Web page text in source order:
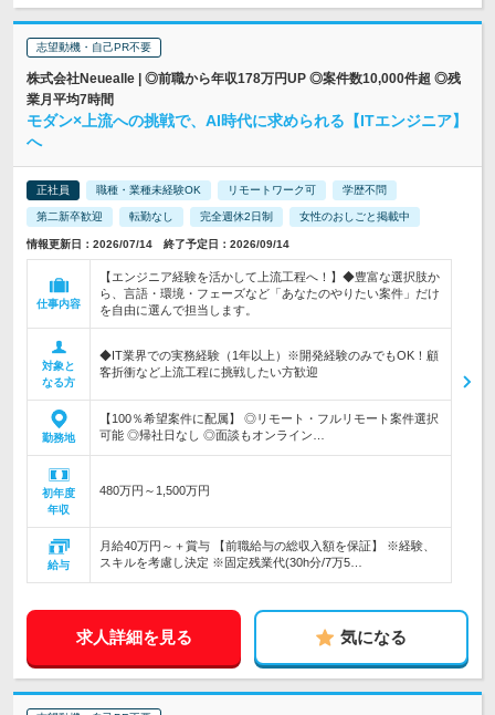
志望動機・自己PR不要
株式会社Neuealle | ◎前職から年収178万円UP ◎案件数10,000件超 ◎残
業月平均7時間
モダン×上流への挑戦で、AI時代に求められる【ITエンジニア】
へ
正社員 職種・業種未経験OK リモートワーク可 学歴不問
第二新卒歓迎 転勤なし 完全週休2日制 女性のおしごと掲載中
情報更新日：2026/07/14 終了予定日：2026/09/14
仕事内容
【エンジニア経験を活かして上流工程へ！】◆豊富な選択肢か
ら、言語・環境・フェーズなど「あなたのやりたい案件」だけ
を自由に選んで担当します。
対象と
なる方
◆IT業界での実務経験（1年以上）※開発経験のみでもOK！顧
客折衝など上流工程に挑戦したい方歓迎
勤務地
【100％希望案件に配属】 ◎リモート・フルリモート案件選択
可能 ◎帰社日なし ◎面談もオンライン…
初年度
年収
480万円～1,500万円
給与
月給40万円～＋賞与 【前職給与の総収入額を保証】 ※経験、
スキルを考慮し決定 ※固定残業代(30h分/7万5…
求人詳細を見る 気になる